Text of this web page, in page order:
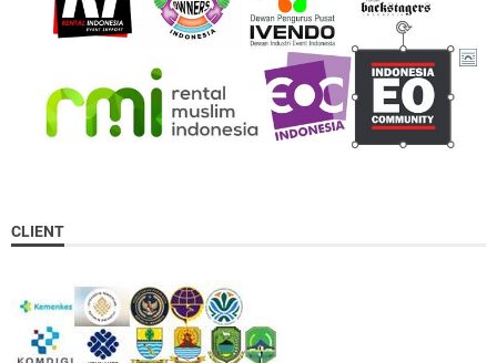
CLIENT